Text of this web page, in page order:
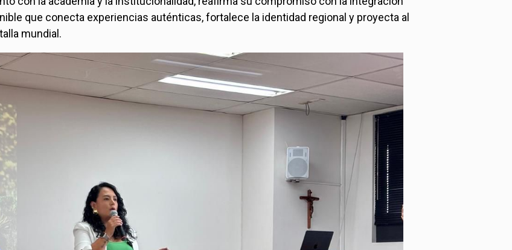
que conecta experiencias auténticas, fortalece la identidad regional y proyecta al
mundial.